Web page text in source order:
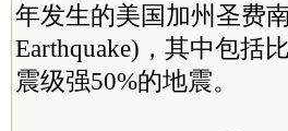
年发生的美国加州圣费
Earthquake)，其中包括
震级强50%的地震。